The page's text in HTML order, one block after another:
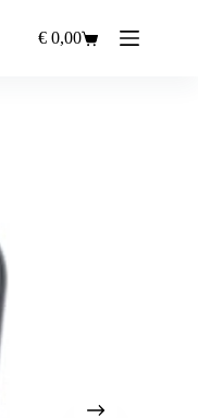
Winkelwagen
€ 0,00